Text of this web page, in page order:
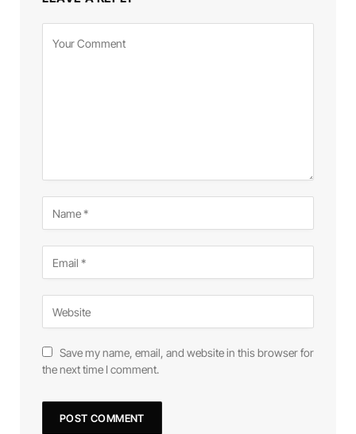
Save my name, email, and website in this browser for
the next time I comment.